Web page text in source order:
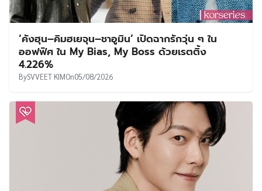
‘คังฮุน–คิมฮเยจุน–ชาอูมิน’ เปิดฉากรักวุ่น ๆ ใน
ออฟฟิศ ใน My Bias, My Boss ด้วยเรตติ้ง
4.226%
BySVVEET KIMOn05/08/2026